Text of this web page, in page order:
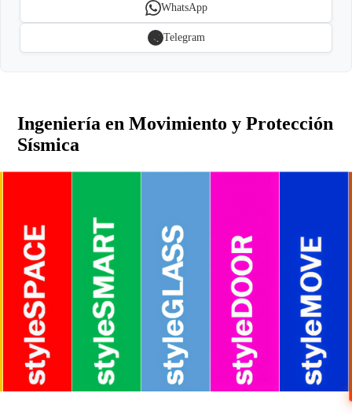
WhatsApp
Telegram
Ingeniería en Movimiento y Protección
Sísmica